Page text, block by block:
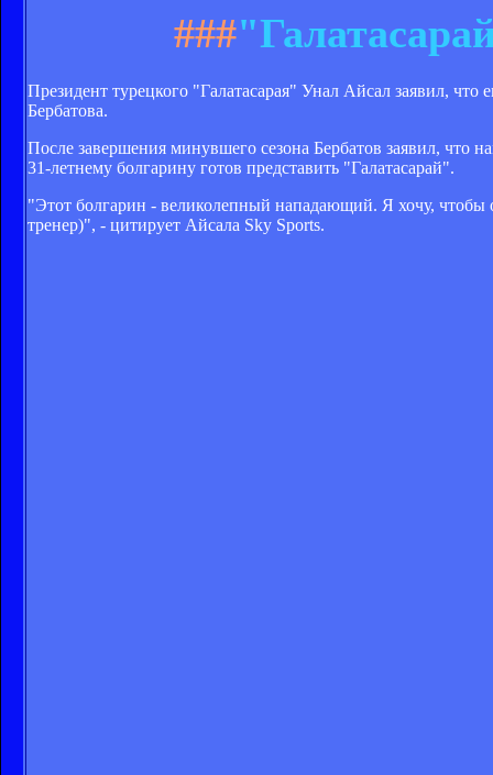
###
Президент турецкого "Галатасарая" Унал Айсал заявил,
Бербатова.
После завершения минувшего сезона Бербатов заявил, что
31-летнему болгарину готов представить "Галатасарай".
"Этот болгарин - великолепный нападающий. Я хочу,
тренер)", - цитирует Айсала Sky Sports.